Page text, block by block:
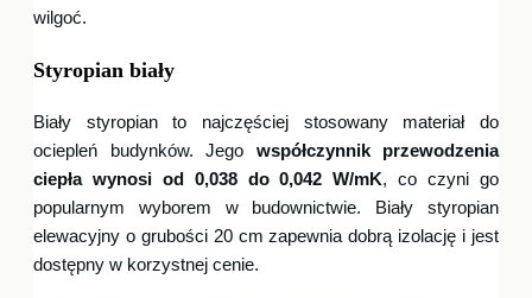
wilgoć.
Styropian biały
Biały styropian to najczęściej stosowany materiał do
ociepleń budynków. Jego współczynnik przewodzenia
ciepła wynosi od 0,038 do 0,042 W/mK, co czyni go
popularnym wyborem w budownictwie. Biały styropian
elewacyjny o grubości 20 cm zapewnia dobrą izolację i jest
dostępny w korzystnej cenie.